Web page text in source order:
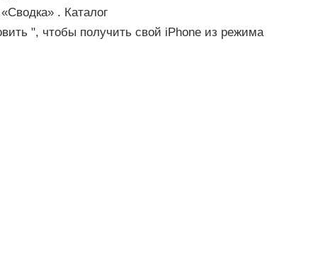
. Каталог
", чтобы получить свой ​​iPhone из режима